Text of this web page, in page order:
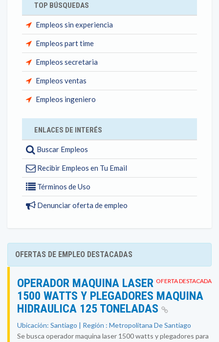
TOP BÚSQUEDAS
Empleos sin experiencia
Empleos part time
Empleos secretaria
Empleos ventas
Empleos ingeniero
ENLACES DE INTERÉS
Buscar Empleos
Recibir Empleos en Tu Email
Términos de Uso
Denunciar oferta de empleo
OFERTAS DE EMPLEO DESTACADAS
OFERTA DESTACADA
OPERADOR MAQUINA LASER
1500 WATTS Y PLEGADORES MAQUINA
HIDRAULICA 125 TONELADAS
Ubicación: Santiago | Región : Metropolitana De Santiago
Se busca operador maquina laser 1500 watts y plegadores para